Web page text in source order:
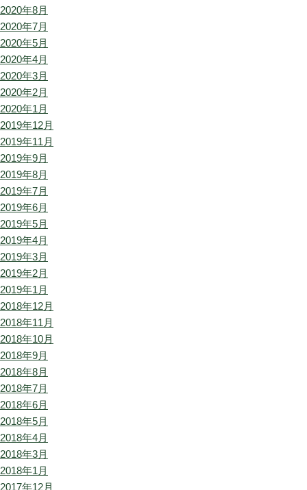
2020年8月
2020年7月
2020年5月
2020年4月
2020年3月
2020年2月
2020年1月
2019年12月
2019年11月
2019年9月
2019年8月
2019年7月
2019年6月
2019年5月
2019年4月
2019年3月
2019年2月
2019年1月
2018年12月
2018年11月
2018年10月
2018年9月
2018年8月
2018年7月
2018年6月
2018年5月
2018年4月
2018年3月
2018年1月
2017年12月